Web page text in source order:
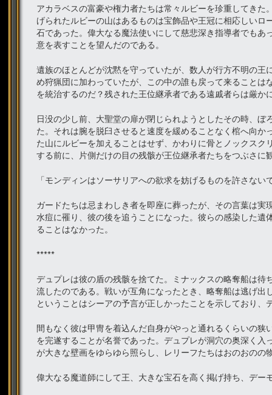
アカラベスの富豪や権力者たちは常々ルビーを珍重してき
げられたルビーの山はあるものは宝飾品や王冠に相応しい
石であった。偉大なる魔法使いにして慈悲深き指導者でも
意を表すことを望んだのである。
遺族のほとんどが沈黙を守っていたが、数人が行方不明の
め狩猟団に加わっていたが、この中の誰も戻って来ること
を統治するのだ？残された王位継承者である遠戚者らは厳か
日没の少し前、大聖堂の扉が閉じられようとしたその時、
た。それは腕を脱臼させると速度を緩めることなく棺へ向
た山にルビーを加えることはせず、かわりに骨とノックス
する前に、片側だけの目の残骸が王位継承者たちをつぶさに
「モンディンはソーサリアへの欲求を妨げるものを許さない
ガードたちは忌まわしき者を即座に葬ったが、その言葉は
水痘に罹り、彼の後を追うことになった。彼らの感染した
ることはなかった。
*****
デュプレは彼の盾の残骸を捨てた。ミナックスの略奪船は
流したのである。戦いが互角になったとき、略奪船は逃げ
ということはシーアの予言が正しかったことを示しており
間もなく彼は甲冑を着込んだ自身がやっと通れるくらいの
を完遂することが名誉であった。デュプレが洞穴の奥深く
が大きな壁画をゆらゆら照らし、レリーフたちはおのおのの
偉大なる魔道師にして王、大きな宝石を高く掲げ持ち、デー